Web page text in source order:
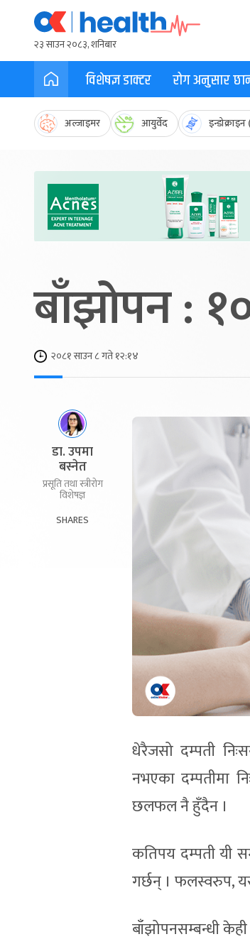
२३ साउन २०८३, शनिबार
विशेषज्ञ डाक्टर रोग अनुसार
अल्जाइमर आयुर्वेद इन्डोक्राइन
बाँझोपन :
२०८१ साउन ८ गते १२:१४
डा. उपमा
बस्नेत
प्रसूति तथा स्त्रीरोग
विशेषज्ञ
SHARES
धेरैजसो दम्पती
नभएका दम्पतीमा
छलफल नै हुँदैन ।
कतिपय दम्पती यी
गर्छन् । फलस्वरुप,
बाँझोपनसम्बन्धी